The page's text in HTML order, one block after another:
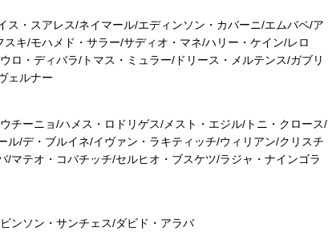
・スアレス/ネイマール/エディンソン・カバーニ/エムバペ/ア
キ/モハメド・サラー/サディオ・マネ/ハリー・ケイン/レロ
ロ・ディバラ/トマス・ミュラー/ドリース・メルテンス/ガブリ
ェルナー
チーニョ/ハメス・ロドリゲス/メスト・エジル/トニ・クロース/
ル/デ・ブルイネ/イヴァン・ラキティッチ/ウィリアン/クリスチ
マテオ・コバチッチ/セルヒオ・ブスケツ/ラジャ・ナインゴラ
ンソン・サンチェス/ダビド・アラバ